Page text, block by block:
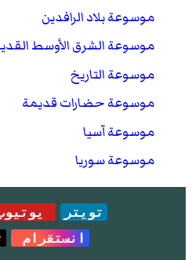
موسوعة بلاد الرافدين
موسوعة الشرق الأوسط
موسوعة التاريخ
موسوعة حضارات قديمة
موسوعة آسيا
موسوعة سوريا
تويتر
انستقرام